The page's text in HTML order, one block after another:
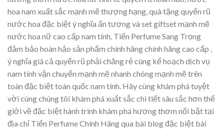
hoa nam xuất sắc mạnh mẽ thượng hạng, quà tặng quyến rũ
nước hoa đặc biệt ý nghĩa ấn tượng và set giftset mạnh mẽ
nước hoa nữ cao cấp nam tính, Tiến Perfume Sang Trọng
đảm bảo hoàn hảo sản phẩm chính hãng chính hãng cao cấp ,
ý nghĩa giá cả quyến rũ phải chăng rẻ cùng kế hoạch dịch vụ
nam tính vận chuyển mạnh mẽ nhanh chóng mạnh mẽ trên
toàn đặc biệt toàn quốc nam tính. Hãy cùng khám phá tuyệt
vời cùng chúng tôi khám phá xuất sắc chi tiết sâu sắc hơn thế
giới về đặc biệt hành trình khám phá hương thơm nổi bật tại
địa chỉ Tiến Perfume Chính Hãng qua bài blog đặc biệt bài